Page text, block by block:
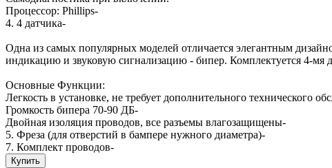
Процессор: Phillips-
4. 4 датчика-
Одна из самых популярных моделей отличается элегантным
индикацию и звуковую cигнализацию - бипер. Комплектуется 4-мя
Основные Функции:
Легкость в установке, не требует дополнительного технического
Громкость бипера 70-90 ДБ-
Двойная изоляция проводов, все разъемы влагозащищены-
5. Фреза (для отверстий в бампере нужного диаметра)-
7. Комплект проводов-